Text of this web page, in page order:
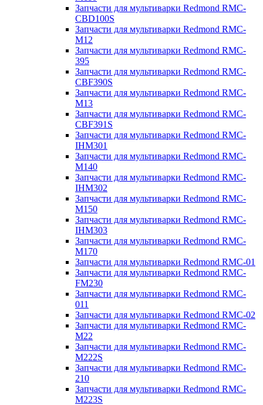
Запчасти для мультиварки Redmond RMC-
CBD100S
Запчасти для мультиварки Redmond RMC-
M12
Запчасти для мультиварки Redmond RMC-
395
Запчасти для мультиварки Redmond RMC-
CBF390S
Запчасти для мультиварки Redmond RMC-
M13
Запчасти для мультиварки Redmond RMC-
CBF391S
Запчасти для мультиварки Redmond RMC-
IHM301
Запчасти для мультиварки Redmond RMC-
M140
Запчасти для мультиварки Redmond RMC-
IHM302
Запчасти для мультиварки Redmond RMC-
M150
Запчасти для мультиварки Redmond RMC-
IHM303
Запчасти для мультиварки Redmond RMC-
M170
Запчасти для мультиварки Redmond RMC-01
Запчасти для мультиварки Redmond RMC-
FM230
Запчасти для мультиварки Redmond RMC-
011
Запчасти для мультиварки Redmond RMC-02
Запчасти для мультиварки Redmond RMC-
M22
Запчасти для мультиварки Redmond RMC-
M222S
Запчасти для мультиварки Redmond RMC-
210
Запчасти для мультиварки Redmond RMC-
M223S